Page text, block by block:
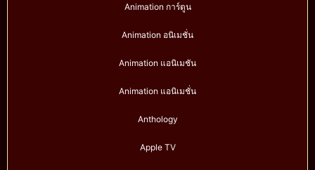
Animation การ์ตูน
Animation อนิเมชั่น
Animation แอนิเมชัน
Animation แอนิเมชั่น
Anthology
Apple TV